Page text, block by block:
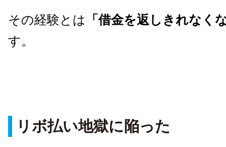
その経験とは 「借金を返しきれなく
す。
リボ払い地獄に陥った